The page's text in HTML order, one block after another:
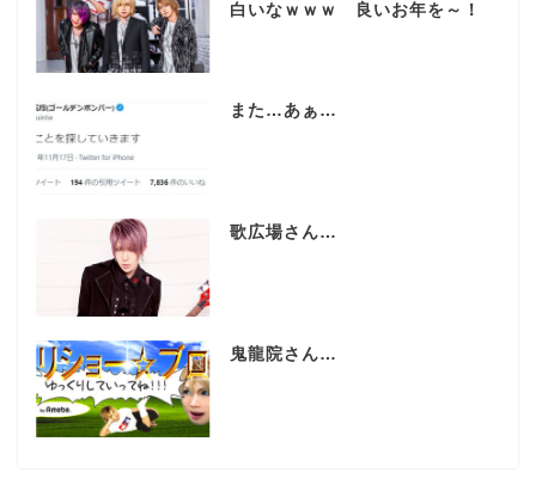
白いなｗｗｗ 良いお年を～！
また…あぁ…
歌広場さん…
鬼龍院さん…